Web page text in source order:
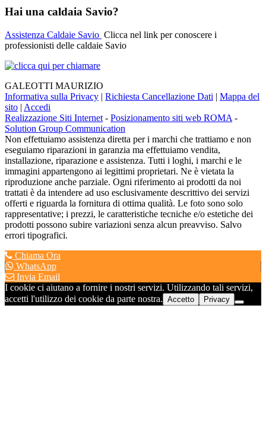
Hai una caldaia Savio?
Assistenza Caldaie Savio Clicca nel link per conoscere i
professionisti delle caldaie Savio
GALEOTTI MAURIZIO
Informativa sulla Privacy | Richiesta Cancellazione Dati | Mappa del
sito | Accedi
Realizzazione Siti Internet - Posizionamento siti web ROMA -
Solution Group Communication
Non effettuiamo assistenza diretta per i marchi che trattiamo e non
eseguiamo riparazioni in garanzia ma effettuiamo vendita,
installazione, riparazione e assistenza. Tutti i loghi, i marchi e le
immagini appartengono ai legittimi proprietari. Ne è vietata la
riproduzione anche parziale. Ogni riferimento ai prodotti da noi
trattati è da intendere ad uso esclusivamente descrittivo dei servizi
offerti e riguarda la fornitura di ottima qualità. Le foto sono solo
rappresentative; i prezzi, le caratteristiche tecniche e/o estetiche dei
prodotti possono subire variazioni senza alcun preavviso. Salvo
errori tipografici.
Chiama Ora
WhatsApp
Invia Email
I cookie ci aiutano a fornire i nostri servizi. Utilizzando tali servizi,
accetti l'utilizzo dei cookie da parte nostra. Accetto Privacy